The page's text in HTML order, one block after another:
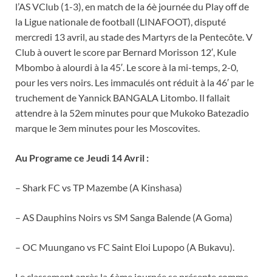
l’AS VClub (1-3), en match de la 6è journée du Play off de
la Ligue nationale de football (LINAFOOT), disputé
mercredi 13 avril, au stade des Martyrs de la Pentecôte. V
Club à ouvert le score par Bernard Morisson 12′, Kule
Mbombo à alourdi à la 45′. Le score à la mi-temps, 2-0,
pour les vers noirs. Les immaculés ont réduit à la 46′ par le
truchement de Yannick BANGALA Litombo. Il fallait
attendre à la 52em minutes pour que Mukoko Batezadio
marque le 3em minutes pour les Moscovites.
Au Programe ce Jeudi 14 Avril :
– Shark FC vs TP Mazembe (A Kinshasa)
– AS Dauphins Noirs vs SM Sanga Balende (A Goma)
– OC Muungano vs FC Saint Eloi Lupopo (A Bukavu).